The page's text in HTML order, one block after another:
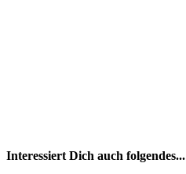
Interessiert Dich auch folgendes...